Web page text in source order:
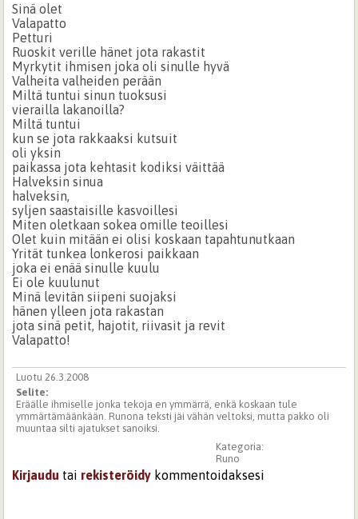
Sinä olet
Valapatto
Petturi
Ruoskit verille hänet jota rakastit
Myrkytit ihmisen joka oli sinulle hyvä
Valheita valheiden perään
Miltä tuntui sinun tuoksusi
vierailla lakanoilla?
Miltä tuntui
kun se jota rakkaaksi kutsuit
oli yksin
paikassa jota kehtasit kodiksi väittää
Halveksin sinua
halveksin,
syljen saastaisille kasvoillesi
Miten oletkaan sokea omille teoillesi
Olet kuin mitään ei olisi koskaan tapahtunutkaan
Yrität tunkea lonkerosi paikkaan
joka ei enää sinulle kuulu
Ei ole kuulunut
Minä levitän siipeni suojaksi
hänen ylleen jota rakastan
jota sinä petit, hajotit, riivasit ja revit
Valapatto!
Luotu 26.3.2008
Selite:
Eräälle ihmiselle jonka tekoja en ymmärrä, enkä koskaan tule
ymmärtämäänkään. Runona teksti jäi vähän veltoksi, mutta pakko oli
muuntaa silti ajatukset sanoiksi.
Kategoria:
Runo
Kirjaudu tai rekisteröidy kommentoidaksesi